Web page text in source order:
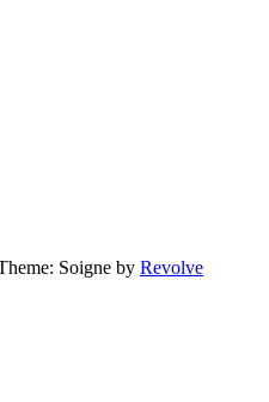
Soigne by Revolve